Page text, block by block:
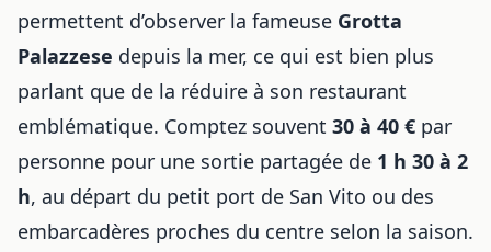
permettent d’observer la fameuse Grotta
Palazzese depuis la mer, ce qui est bien plus
parlant que de la réduire à son restaurant
emblématique. Comptez souvent 30 à 40 € par
personne pour une sortie partagée de 1 h 30 à 2
h, au départ du petit port de San Vito ou des
embarcadères proches du centre selon la saison.